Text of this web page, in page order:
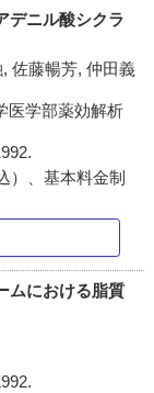
デニル酸シクラ
佐藤暢芳, 仲田義
医学部薬効解析
）、基本料金制
ムにおける脂質